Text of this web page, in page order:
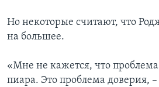
Но некоторые считают, что
на большее.
«Мне не кажется, что
пиара. Это проблема доверия, –